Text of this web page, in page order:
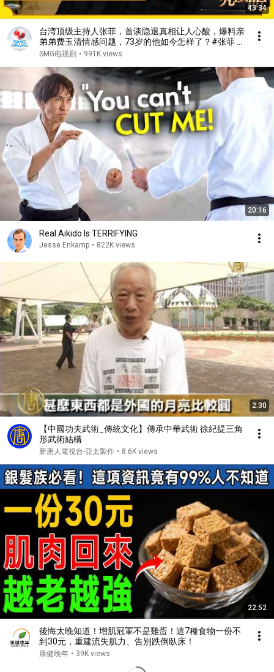
43:34
台湾顶级主持人张菲，首谈隐退真相让人心酸，爆料亲
弟弟费玉清情感问题，73岁的他如今怎样了？#张菲 #
费玉清 #可凡倾听 FULL
SMG电视剧 • 991K views
20:16
Real Aikido Is TERRIFYING
Jesse Enkamp • 822K views
2:30
【中國功夫武術_傳統文化】傳承中華武術 徐紀提三角
形武術結構
新唐人電視台-亞太製作 • 8.6K views
22:52
後悔太晚知道！增肌冠軍不是雞蛋！這7種食物一份不
到30元，重建流失肌力、告別跌倒臥床！
康健晚年 • 39K views